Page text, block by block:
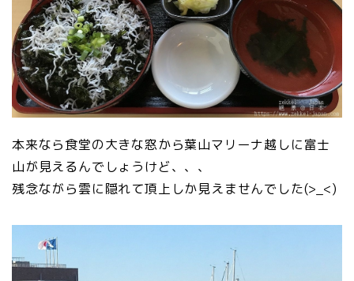
本来なら食堂の大きな窓から葉山マリーナ越しに富士
山が見えるんでしょうけど、、、
残念ながら雲に隠れて頂上しか見えませんでした(>_<)